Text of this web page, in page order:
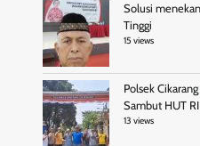
Solusi
Tinggi
15 views
Polsek
Sambut HUT
13 views